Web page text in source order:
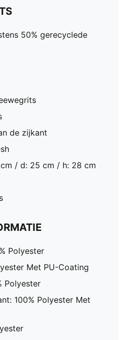
50% gerecyclede
de zijkant
/ d: 25 cm / h: 28 cm
Polyester
Met PU-Coating
Polyester
100% Polyester Met